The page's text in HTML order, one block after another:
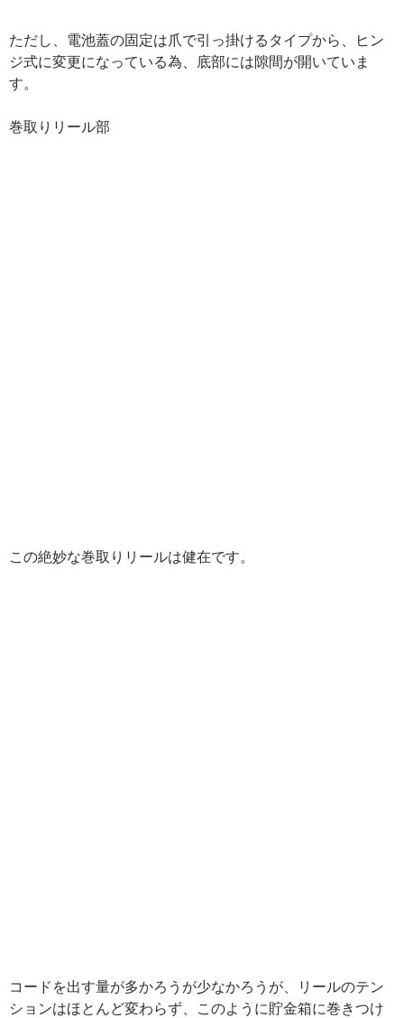
ただし、電池蓋の固定は爪で引っ掛けるタイプから、ヒン
ジ式に変更になっている為、底部には隙間が開いていま
す。
巻取りリール部
この絶妙な巻取りリールは健在です。
コードを出す量が多かろうが少なかろうが、リールのテン
ションはほとんど変わらず、このように貯金箱に巻きつけ